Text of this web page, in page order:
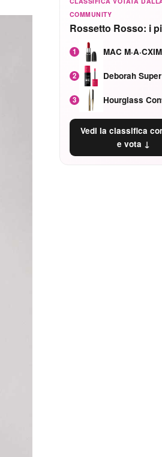
COMMUNITY
Rossetto Rosso: i
1
2
3
Vedi la classifica
e vota ↓